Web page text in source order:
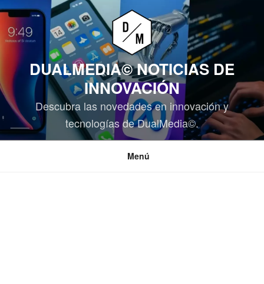
Saltar
contenido
DUALMEDIA© NOTICIAS DE
INNOVACIÓN
Descubra las novedades en innovación y
tecnologías de DualMedia©.
Menú